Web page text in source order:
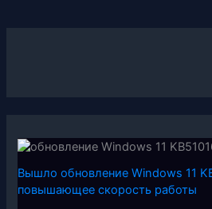
Вышло обновление Windows 11
повышающее скорость работы